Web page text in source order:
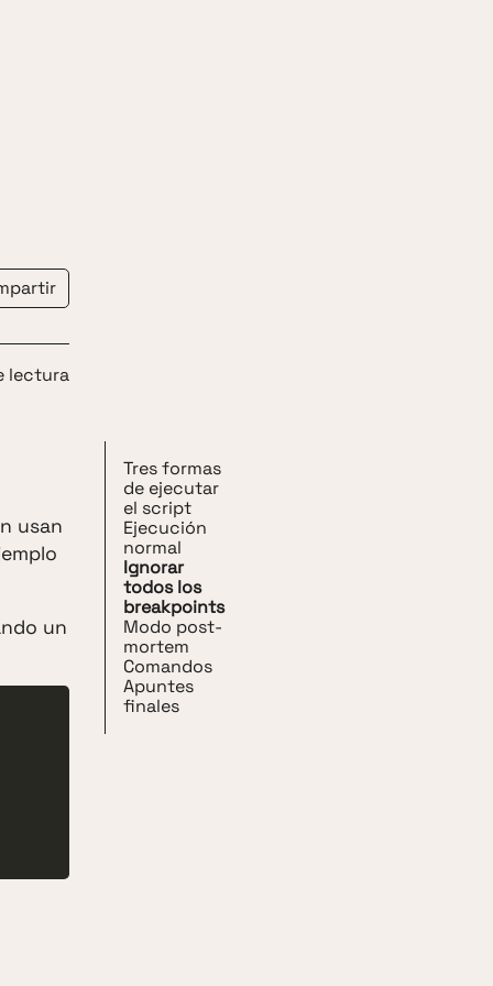
usan
un
Tres formas
de ejecutar
el script
Ejecución
normal
Ignorar
todos los
breakpoints
Modo post-
mortem
Comandos
Apuntes
finales
lectura